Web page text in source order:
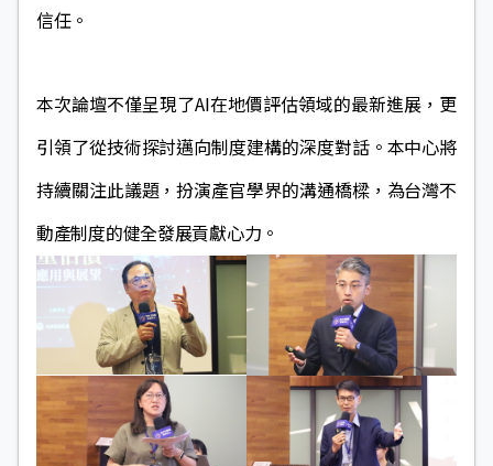
信任。
本次論壇不僅呈現了AI在地價評估領域的最新進展，更
引領了從技術探討邁向制度建構的深度對話。本中心將
持續關注此議題，扮演產官學界的溝通橋樑，為台灣不
動產制度的健全發展貢獻心力。